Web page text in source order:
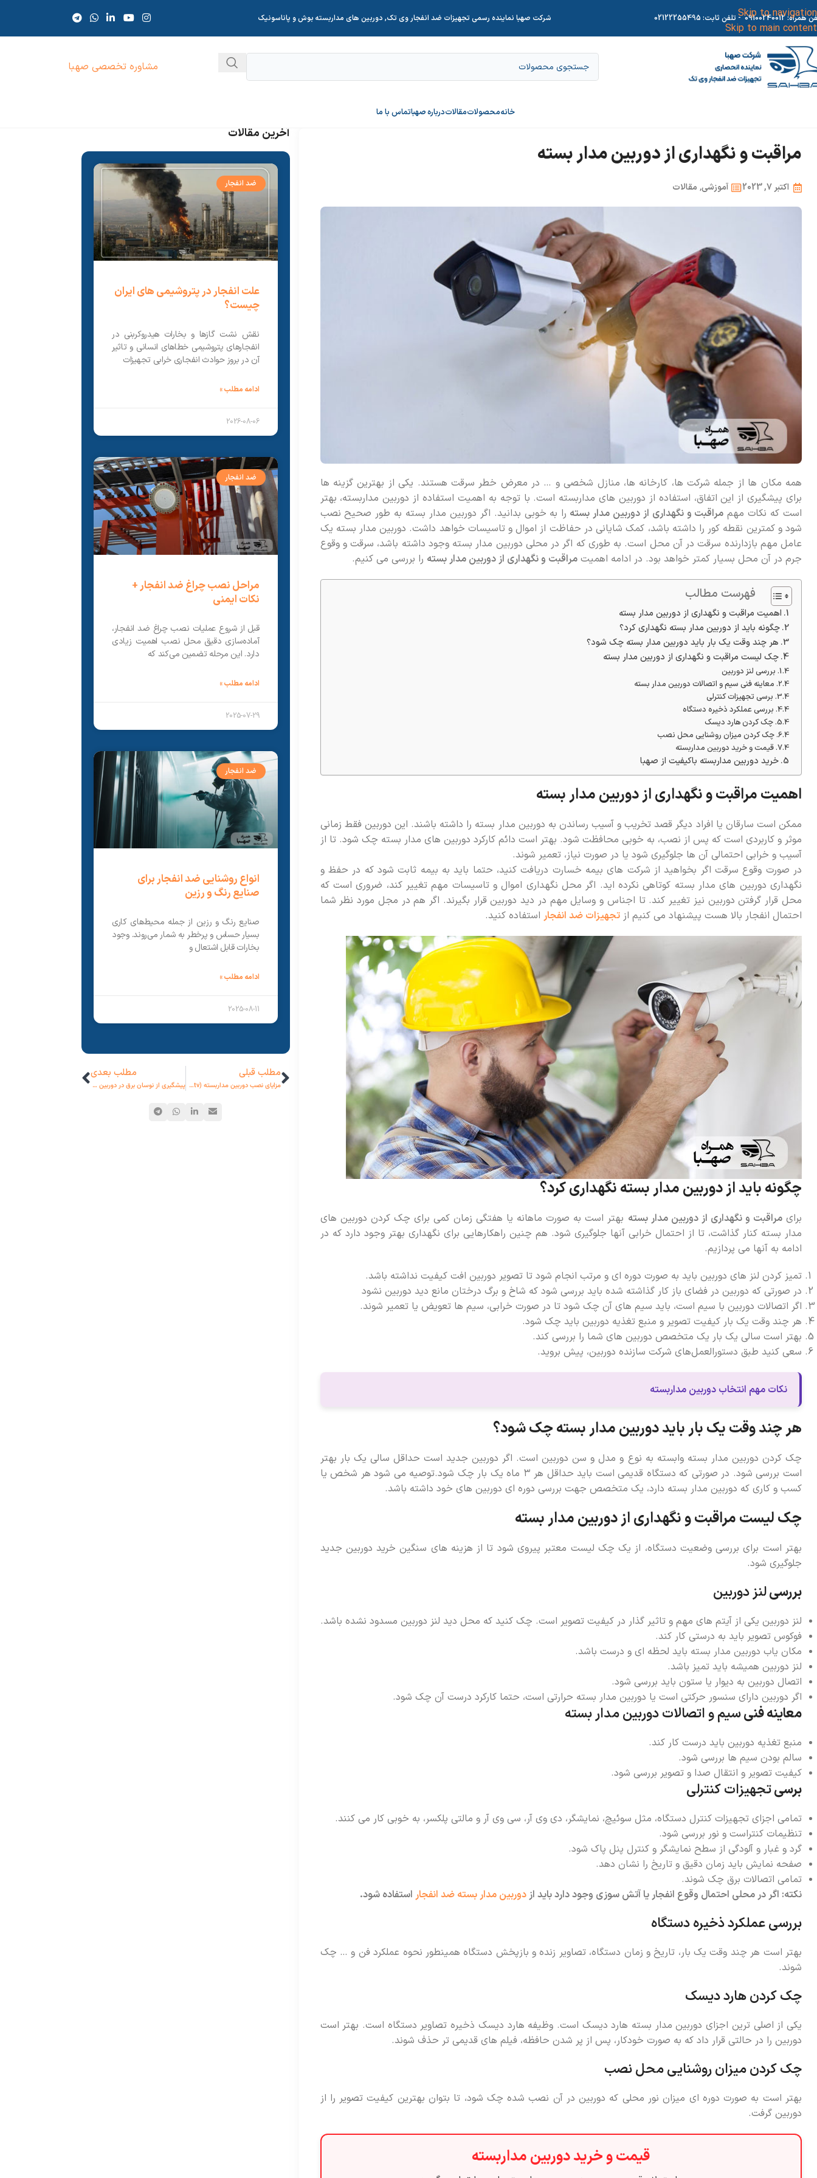
Skip to navigation
Skip to main content
همراه:09100240012- تلفن ثابت: 02122255495 شرکت صهبا نماینده رسمی تجهیزات ضد انفجار وی تک, دوربین های مداربسته بوش و پاناسونیک
مشاوره تخصصی صهبا
خانهمحصولاتمقالاتدرباره صهباتماس با ما
مراقبت و نگهداری از دوربین مدار بسته
اکتبر 7, 2023 آموزشی, مقالات
همه مکان ها از جمله شرکت ها، کارخانه ها، منازل شخصی و … در معرض خطر سرقت هستند. یکی از بهترین گزینه ها
برای پیشگیری از این اتفاق، استفاده از دوربین های مداربسته است. با توجه به اهمیت استفاده از دوربین مداربسته، بهتر
است که نکات مهم مراقبت و نگهداری از دوربین مدار بسته را به خوبی بدانید. اگر دوربین مدار بسته به طور صحیح نصب
شود و کمترین نقطه کور را داشته باشد، کمک شایانی در حفاظت از اموال و تاسیسات خواهد داشت. دوربین مدار بسته یک
عامل مهم بازدارنده سرقت در آن محل است. به طوری که اگر در محلی دوربین مدار بسته وجود داشته باشد، سرقت و وقوع
جرم در آن محل بسیار کمتر خواهد بود. در ادامه اهمیت مراقبت و نگهداری از دوربین مدار بسته را بررسی می کنیم.
فهرست مطالب
اهمیت مراقبت و نگهداری از دوربین مدار بسته
چگونه باید از دوربین مدار بسته نگهداری کرد؟
هر چند وقت یک‌ بار باید دوربین مدار بسته چک شود؟
چک لیست مراقبت و نگهداری از دوربین مدار بسته
بررسی لنز دوربین
معاینه فنی سیم و اتصالات دوربین مدار بسته
برسی تجهیزات کنترلی
بررسی عملکرد ذخیره دستگاه
چک کردن هارد دیسک
چک کردن میزان روشنایی محل نصب
قیمت و خرید دوربین مداربسته
خرید دوربین مداربسته باکیفیت از صهبا
اهمیت مراقبت و نگهداری از دوربین مدار بسته
ممکن است سارقان یا افراد دیگر قصد تخریب و آسیب رساندن به دوربین مدار بسته را داشته باشند. این دوربین فقط زمانی
موثر و کاربردی است که پس از نصب، به خوبی محافظت شود. بهتر است دائم کارکرد دوربین های مدار بسته چک شود. تا از
آسیب و خرابی احتمالی آن ها جلوگیری شود یا در صورت نیاز، تعمیر شوند.
در صورت وقوع سرقت اگر بخواهید از شرکت های بیمه خسارت دریافت کنید، حتما باید به بیمه ثابت شود که در حفظ و
نگهداری دوربین های مدار بسته کوتاهی نکرده اید. اگر محل نگهداری اموال و تاسیسات مهم تغییر کند، ضروری است که
محل قرار گرفتن دوربین نیز تغییر کند. تا اجناس و وسایل مهم در دید دوربین قرار بگیرند. اگر هم در مجل مورد نظر شما
احتمال انفجار بالا هست پیشنهاد می کنیم از تجهیزات ضد انفجار استفاده کنید.
چگونه باید از دوربین مدار بسته نگهداری کرد؟
برایمراقبت و نگهداری از دوربین مدار بسته بهتر است به صورت ماهانه یا هفتگی زمان کمی برای چک کردن دوربین های
مدار بسته کنار گذاشت، تا از احتمال خرابی آنها جلوگیری شود. هم چنین راهکارهایی برای نگهداری بهتر وجود دارد که در
ادامه به آنها می پردازیم.
تمیز کردن لنز های دوربین باید به صورت دوره ای و مرتب انجام شود تا تصویر دوربین افت کیفیت نداشته باشد.
در صورتی که دوربین در فضای باز کار گذاشته شده باید بررسی شود که شاخ و برگ درختان مانع دید دوربین نشود
اگر اتصالات دوربین با سیم است، باید سیم های آن چک شود تا در صورت خرابی، سیم ها تعویض یا تعمیر شوند.
هر چند وقت یک بار کیفیت تصویر و منبع تغذیه دوربین باید چک شود.
بهتر است سالی یک بار یک متخصص دوربین های شما را بررسی کند.
سعی کنید طبق دستور‌العمل‌های شرکت سازنده دوربین، پیش بروید.
نکات مهم انتخاب دوربین مداربسته
هر چند وقت یک‌ بار باید دوربین مدار بسته چک شود؟
چک کردن دوربین مدار بسته وابسته به نوع و مدل و سن دوربین است. اگر دوربین جدید است حداقل سالی یک بار بهتر
است بررسی شود. در صورتی که دستگاه قدیمی است باید حداقل هر ۳ ماه یک بار چک شود.توصیه می شود هر شخص یا
کسب و کاری که دوربین مدار بسته دارد، یک متخصص جهت بررسی دوره ای دوربین های خود داشته باشد.
چک لیست مراقبت و نگهداری از دوربین مدار بسته
بهتر است برای بررسی وضعیت دستگاه، از یک چک لیست معتبر پیروی شود تا از هزینه های سنگین خرید دوربین جدید
جلوگیری شود.
بررسیلنز دوربین
لنز دوربین یکی از آیتم های مهم و تاثیر گذار در کیفیت تصویر است. چک کنید که محل دید لنز دوربین مسدود نشده باشد.
فوکوس تصویر باید به درستی کار کند.
مکان یاب دوربین مدار بسته باید لحظه ای و درست باشد.
لنز دوربین همیشه باید تمیز باشد.
اتصال دوربین به دیوار یا ستون باید بررسی شود.
اگر دوربین دارای سنسور حرکتی است یا دوربین مدار بسته حرارتی است، حتما کارکرد درست آن چک شود.
معاینه فنیسیم و اتصالات دوربین مدار بسته
منبع تغذیه دوربین باید درست کار کند.
سالم بودن سیم ها بررسی شود.
کیفیت تصویر و انتقال صدا و تصویر بررسی شود.
برسیتجهیزات کنترلی
تمامی اجزای تجهیزات کنترل دستگاه، مثل سوئیچ، نمایشگر، دی وی آر، سی وی آر و مالتی پلکسر، به خوبی کار می کنند.
تنظیمات کنتراست و نور بررسی شود.
گرد و غبار و آلودگی از سطح نمایشگر و کنترل پنل پاک شود.
صفحه نمایش باید زمان دقیق و تاریخ را نشان دهد.
تمامی اتصالات برق چک شوند.
نکته: اگر در محلی احتمال وقوع انفجار یا آتش سوزی وجود دارد باید از دوربین مدار بسته ضد انفجار استفاده شود.
بررسی عملکرد ذخیره دستگاه
بهتر است هر چند وقت یک بار، تاریخ و زمان دستگاه، تصاویر زنده و بازپخش دستگاه همینطور نحوه عملکرد فن و … چک
شوند.
چک کردن هارد دیسک
یکی از اصلی ترین اجزای دوربین مدار بسته هارد دیسک است. وظیفه هارد دیسک ذخیره تصاویر دستگاه است. بهتر است
دوربین را در حالتی قرار داد که به صورت خودکار، پس از پر شدن حافظه، فیلم های قدیمی تر حذف شوند.
چک کردن میزان روشنایی محل نصب
بهتر است به صورت دوره ای میزان نور محلی که دوربین در آن نصب شده چک شود، تا بتوان بهترین کیفیت تصویر را از
دوربین گرفت.
قیمت و خرید دوربین مداربسته
آخرین مقالات
ضد انفجار
علت انفجار در پتروشیمی های ایران
چیست؟
نقش نشت گازها و بخارات هیدروکربنی در
انفجارهای پتروشیمی خطاهای انسانی و تاثیر
آن در بروز حوادث انفجاری خرابی تجهیزات
ادامه مطلب »
2026-08-06
ضد انفجار
مراحل نصب چراغ ضد انفجار +
نکات ایمنی
قبل از شروع عملیات نصب چراغ ضد انفجار،
آماده‌سازی دقیق محل نصب اهمیت زیادی
دارد. این مرحله تضمین می‌کند که
ادامه مطلب »
2025-07-29
ضد انفجار
انواع روشنایی ضد انفجار برای
صنایع رنگ و رزین
صنایع رنگ و رزین از جمله محیط‌های کاری
بسیار حساس و پرخطر به شمار می‌روند. وجود
بخارات قابل اشتعال و
ادامه مطلب »
2025-08-11
مطلب قبلی
مزایای نصب دوربین مداربسته (cctv)
مطلب بعدی
پیشگیری از نوسان برق در دوربین مدار بسته